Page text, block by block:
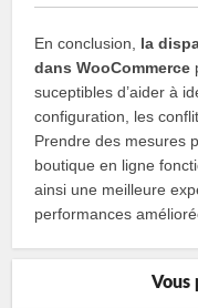
En conclusion, la
dans WooCommerce
suceptibles d’aider à
configuration, les
Prendre des mesures
boutique en ligne
ainsi une meilleure
performances
Vous